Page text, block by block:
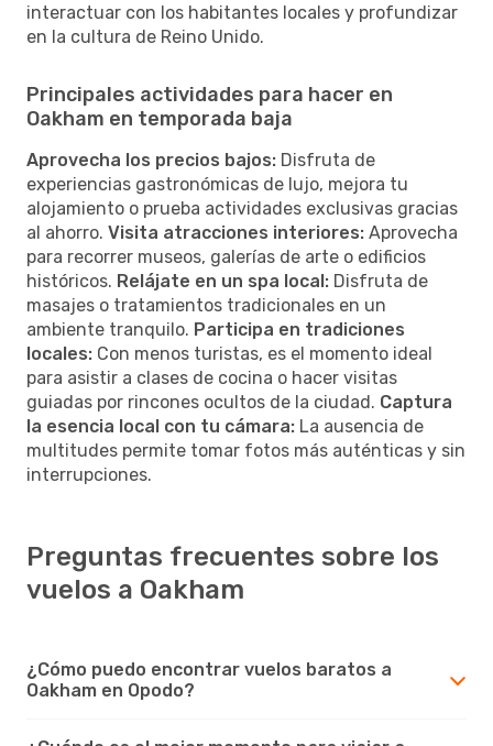
interactuar con los habitantes locales y profundizar
en la cultura de Reino Unido.
Principales actividades para hacer en
Oakham en temporada baja
Aprovecha los precios bajos: Disfruta de
experiencias gastronómicas de lujo, mejora tu
alojamiento o prueba actividades exclusivas gracias
al ahorro. Visita atracciones interiores: Aprovecha
para recorrer museos, galerías de arte o edificios
históricos. Relájate en un spa local: Disfruta de
masajes o tratamientos tradicionales en un
ambiente tranquilo. Participa en tradiciones
locales: Con menos turistas, es el momento ideal
para asistir a clases de cocina o hacer visitas
guiadas por rincones ocultos de la ciudad. Captura
la esencia local con tu cámara: La ausencia de
multitudes permite tomar fotos más auténticas y sin
interrupciones.
Preguntas frecuentes sobre los
vuelos a Oakham
¿Cómo puedo encontrar vuelos baratos a
Oakham en Opodo?